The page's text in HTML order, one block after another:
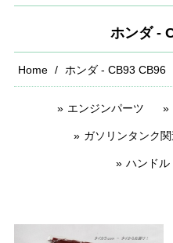
ホンダ -
Home ホンダ - CB93 CB96
エンジンパーツ
ガソリンタンク関
ハンドル